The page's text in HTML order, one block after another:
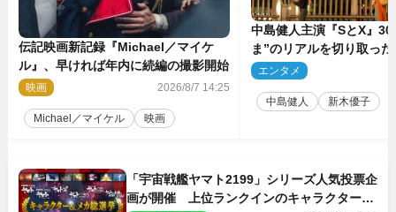
伝記映画新記録『Michael／マイケ
ル』、早ければ年内に続編の撮影開始
映画 2026/8/7 14:25
Michael／マイケル 映画
中島健人主演『SとX』30
ま”のリアルを切り取っ
5点解禁
エンタメ
中島健人 新木優子
「宇宙戦艦ヤマト2199」シリーズ人気投票企
画が開催 上位ランクインのキャラクター＆